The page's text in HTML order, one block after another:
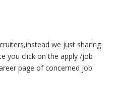
we just sharing
you click on the apply /job
page of concerned job